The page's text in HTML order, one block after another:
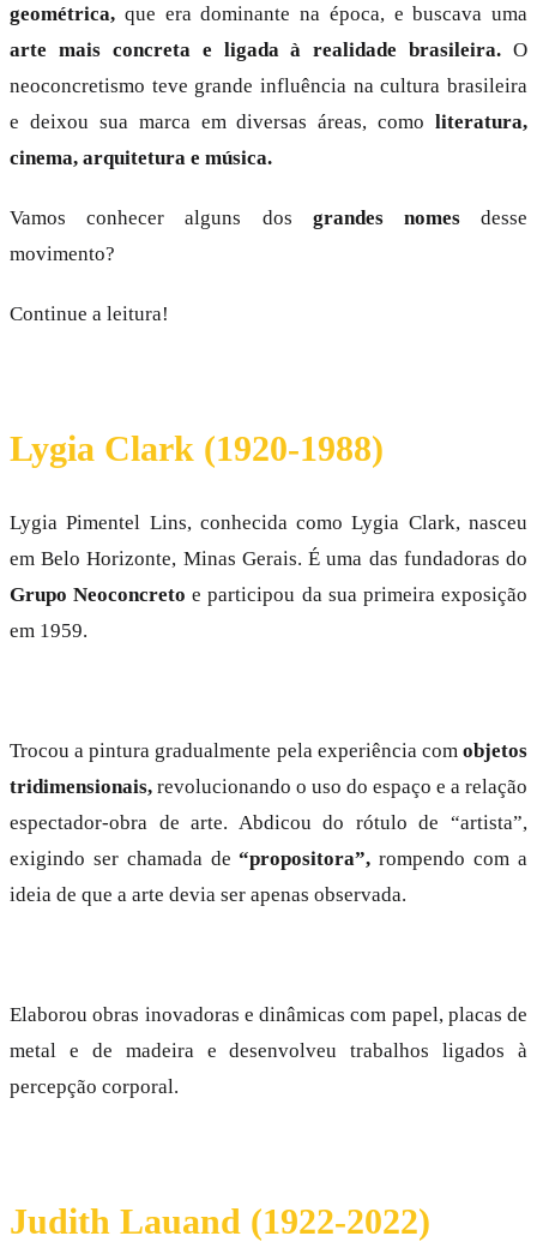
geométrica, que era dominante na época, e buscava uma
arte mais concreta e ligada à realidade brasileira. O
neoconcretismo teve grande influência na cultura brasileira
e deixou sua marca em diversas áreas, como literatura,
cinema, arquitetura e música.
Vamos conhecer alguns dos grandes nomesdesse
movimento?
Continue a leitura!
Lygia Clark (1920-1988)
Lygia Pimentel Lins, conhecida como Lygia Clark, nasceu
em Belo Horizonte, Minas Gerais. É uma das fundadoras do
Grupo Neoconcreto e participou da sua primeira exposição
em 1959.
Trocou a pintura gradualmente pela experiência com objetos
tridimensionais, revolucionando o uso do espaço e a relação
espectador-obra de arte. Abdicou do rótulo de “artista”,
exigindo ser chamada de“propositora”, rompendo com a
ideia de que a arte devia ser apenas observada.
Elaborou obras inovadoras e dinâmicas com papel, placas de
metal e de madeira e desenvolveu trabalhos ligados à
percepção corporal.
Judith Lauand (1922-2022)